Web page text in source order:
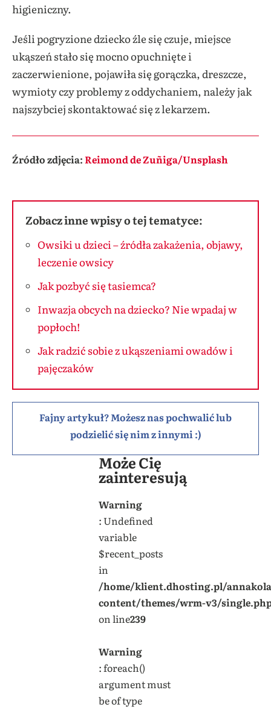
higieniczny.
Jeśli pogryzione dziecko źle się czuje, miejsce
ukąszeń stało się mocno opuchnięte i
zaczerwienione, pojawiła się gorączka, dreszcze,
wymioty czy problemy z oddychaniem, należy jak
najszybciej skontaktować się z lekarzem.
Źródło zdjęcia:Reimond de Zuñiga/Unsplash
Zobacz inne wpisy o tej tematyce:
Owsiki u dzieci – źródła zakażenia, objawy,
leczenie owsicy
Jak pozbyć się tasiemca?
Inwazja obcych na dziecko? Nie wpadaj w
popłoch!
Jak radzić sobie z ukąszeniami owadów i
pajęczaków
Fajny artykuł? Możesz nas pochwalić lub
podzielić się nim z innymi :)
Może Cię
zainteresują
Warning
: Undefined
variable
$recent_posts
in
/home/klient.dhosting.pl/
content/themes/wrm-v3/
on line239
Warning
: foreach()
argument must
be of type